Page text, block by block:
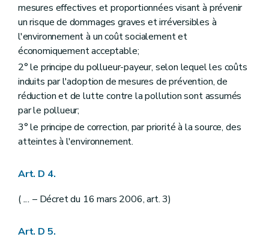
Sous-section première L'affichage
Art. D29-7
Sous-section 2 Informations par voie électronique, télévisée, radiophonique et de presse écrite
Art. D29-8
Art. D29-9
Sous-section 3 Notification
Art. D29-10
Art. D29-11
Sous-section 4 Publicité supplémentaire
Section 2 De l'enquête publique
Art. D29-13
Section 3 Modalités de l'accès à l'information dans le cadre de l'enquête publique
Art. D29-18
mesures effectives et proportionnées visant à prévenir
un risque de dommages graves et irréversibles à
l'environnement à un coût socialement et
économiquement acceptable;
2° le principe du pollueur-payeur, selon lequel les coûts
induits par l'adoption de mesures de prévention, de
réduction et de lutte contre la pollution sont assumés
par le pollueur;
3° le principe de correction, par priorité à la source, des
atteintes à l'environnement.
Art. D 4.
(... – Décret du 16 mars 2006, art. 3)
Art. D 5.